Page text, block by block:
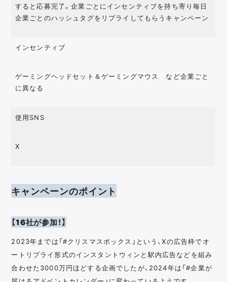
すると応募完了。企業ごとにインセンティブを持ち寄り毎日
企業ごとのハッシュタグをリプライしてもらうキャンペーン
インセンティブ
ゲーミングヘッドセット＆ゲーミングマウス など企業ごと
に異なる
使用SNS
X
キャンペーンのポイント
【16社が参加！】
2023年までは「#クリスマスボックス」という、Xの広告枠でオ
ートリプライ形式のインスタントウィンと駅内広告などを組み
合わせた3000万円ほどする企画でしたが、2024年は「#企業が